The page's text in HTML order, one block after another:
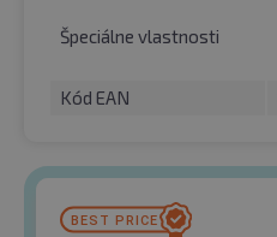
Špeciálne vlastnosti
Kód EAN